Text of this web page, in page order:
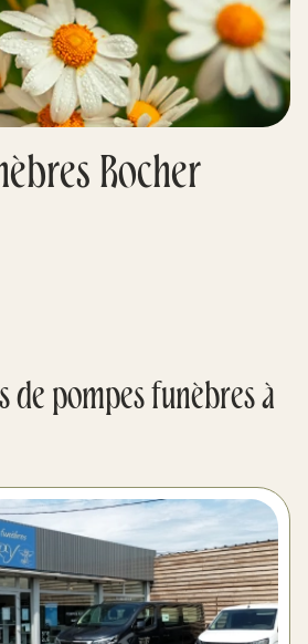
Rocher
de pompes funèbres à